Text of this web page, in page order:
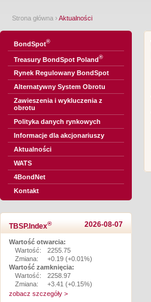
Strona główna › Aktualności
BondSpot®
Treasury BondSpot Poland®
Rynek Regulowany BondSpot
Alternatywny System Obrotu
Zawieszenia i wykluczenia z
obrotu
Polityka danych rynkowych
Informacje dla akcjonariuszy
Aktualności
WATS
4BondNet
Kontakt
TBSP.Index® 2026-08-07
Wartość otwarcia:
Wartość:
2255.75
Zmiana:
+0.19 (+0.01%)
Wartość zamknięcia:
Wartość:
2258.97
Zmiana:
+3.41 (+0.15%)
zobacz szczegóły >